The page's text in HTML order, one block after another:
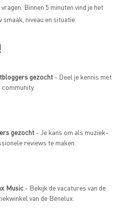
. Binnen 5 minuten vind je het
niveau en situatie.
gezocht - Deel je kennis met
gezocht - Je kans om als muziek-
reviews te maken.
Music - Bekijk de vacatures van de
van de Benelux.